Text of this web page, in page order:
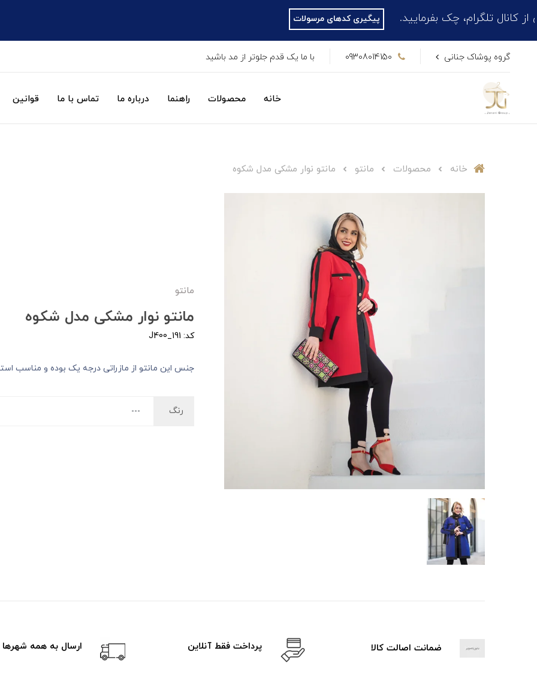
چک بفرمایید. پیگیری کدهای مرسولات
گروه پوشاک جنانی 09308014150 با ما یک قدم جلوتر از مد باشید
خانه محصولات راهنما درباره ما تماس با ما قوانین
خانه محصولات مانتو مانتو نوار مشکی مدل شکوه
مانتو
مانتو نوار مشکی مدل شکوه
کد: J400_191
جنس این مانتو از مازراتی درجه یک بوده و مناسب
رنگ
ضمانت اصالت کالا پرداخت فقط آنلاین ارسال به همه شهرها